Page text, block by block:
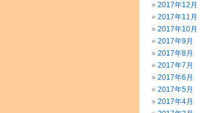
2017年12月
2017年11月
2017年10月
2017年9月
2017年8月
2017年7月
2017年6月
2017年5月
2017年4月